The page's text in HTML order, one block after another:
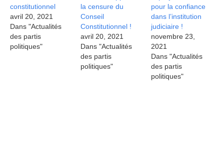
constitutionnel
avril 20, 2021
Dans "Actualités
des partis
politiques"
la censure du
Conseil
Constitutionnel !
avril 20, 2021
Dans "Actualités
des partis
politiques"
pour la confiance
dans l’institution
judiciaire !
novembre 23,
2021
Dans "Actualités
des partis
politiques"